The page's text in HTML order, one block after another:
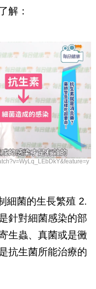
解：
細菌的生長繁殖 2.
針對細菌感染的部
生蟲、真菌或是黴
抗生菌所能治療的